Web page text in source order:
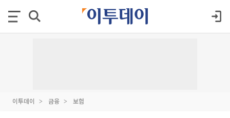
이투데이 금융 보험